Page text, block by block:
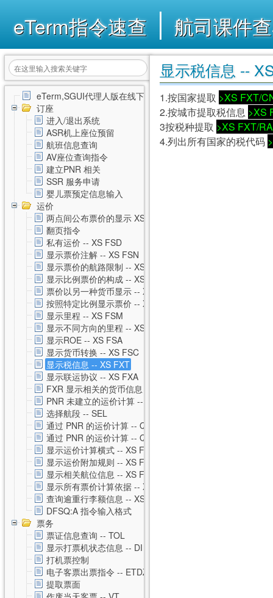
eTerm指令速查 航司课件
eTerm,SGUI代理人版在线下载
订座
进入/退出系统
ASR机上座位预留
航班信息查询
AV座位查询指令
建立PNR 相关
SSR 服务申请
婴儿票预定信息输入
运价
两点间公布票价的显示 XS FSD
翻页指令
私有运价 -- XS FSD
显示票价注解 -- XS FSN
显示票价的航路限制 -- XS FSL
显示比例票价的构成 -- XS FXH
票价以另一种货币显示 -- XS FXC
按照特定比例显示票价 -- XS FXM
显示里程 -- XS FSM
显示不同方向的里程 -- XS FSO
显示ROE -- XS FSA
显示货币转换 -- XS FSC
显示税信息 -- XS FXT
显示联运协议 -- XS FXA
FXR 显示相关的货币信息 -- XS FXR
PNR 未建立的运价计算 -- XS FSP
选择航段 -- SEL
通过 PNR 的运价计算 -- QTE
通过 PNR 的运价计算 -- QTE 私有运价
显示运价计算横式 -- XS FSQ
显示运价附加规则 -- XS FSG
显示相关航位信息 -- XS FSS
显示所有票价计算依据 -- XS FSU
查询逾重行李额信息 -- XS FSB
DFSQ:A 指令输入格式
票务
票证信息查询 -- TOL
显示打票机状态信息 -- DI
打机票控制
电子客票出票指令 -- ETDZ
提取票面
显示税信息 --
1.按国家提取 >XS FXT/
2.按城市提取税信息 >XS
3按税种提取 >XS FXT/
4.列出所有国家的税代码